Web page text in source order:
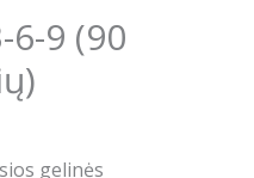
6-9 (90
gelinės